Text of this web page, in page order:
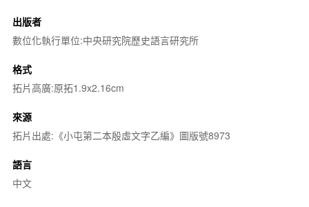
出版者
數位化執行單位:中央研究院歷史語言研究所
格式
拓片高廣:原拓1.9x2.16cm
來源
拓片出處:《小屯第二本殷虛文字乙編》圖版號8973
語言
中文